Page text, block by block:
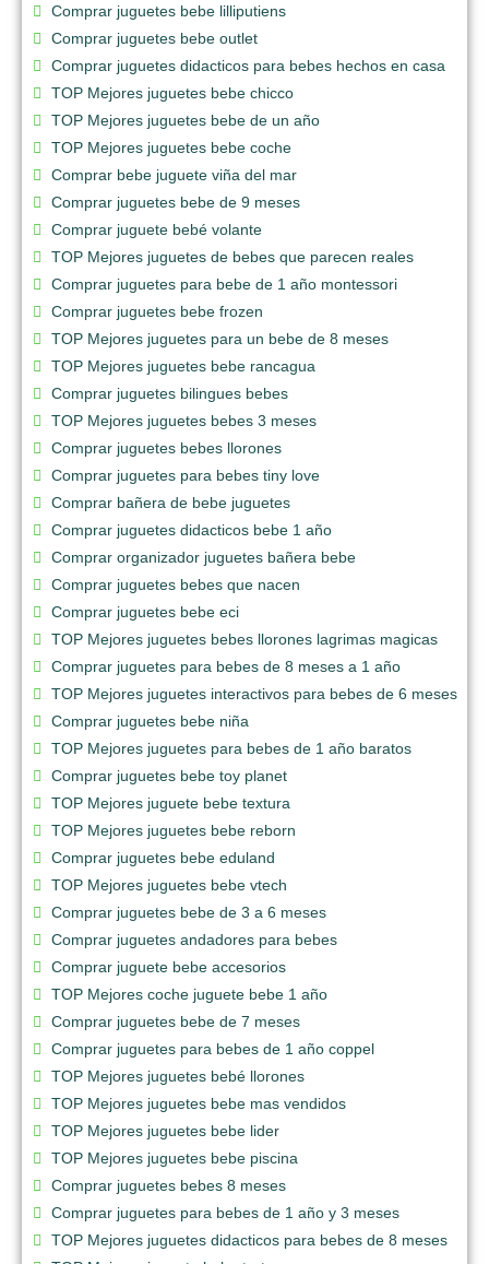
Comprar juguetes bebe lilliputiens
Comprar juguetes bebe outlet
Comprar juguetes didacticos para bebes hechos en casa
TOP Mejores juguetes bebe chicco
TOP Mejores juguetes bebe de un año
TOP Mejores juguetes bebe coche
Comprar bebe juguete viña del mar
Comprar juguetes bebe de 9 meses
Comprar juguete bebé volante
TOP Mejores juguetes de bebes que parecen reales
Comprar juguetes para bebe de 1 año montessori
Comprar juguetes bebe frozen
TOP Mejores juguetes para un bebe de 8 meses
TOP Mejores juguetes bebe rancagua
Comprar juguetes bilingues bebes
TOP Mejores juguetes bebes 3 meses
Comprar juguetes bebes llorones
Comprar juguetes para bebes tiny love
Comprar bañera de bebe juguetes
Comprar juguetes didacticos bebe 1 año
Comprar organizador juguetes bañera bebe
Comprar juguetes bebes que nacen
Comprar juguetes bebe eci
TOP Mejores juguetes bebes llorones lagrimas magicas
Comprar juguetes para bebes de 8 meses a 1 año
TOP Mejores juguetes interactivos para bebes de 6 meses
Comprar juguetes bebe niña
TOP Mejores juguetes para bebes de 1 año baratos
Comprar juguetes bebe toy planet
TOP Mejores juguete bebe textura
TOP Mejores juguetes bebe reborn
Comprar juguetes bebe eduland
TOP Mejores juguetes bebe vtech
Comprar juguetes bebe de 3 a 6 meses
Comprar juguetes andadores para bebes
Comprar juguete bebe accesorios
TOP Mejores coche juguete bebe 1 año
Comprar juguetes bebe de 7 meses
Comprar juguetes para bebes de 1 año coppel
TOP Mejores juguetes bebé llorones
TOP Mejores juguetes bebe mas vendidos
TOP Mejores juguetes bebe lider
TOP Mejores juguetes bebe piscina
Comprar juguetes bebes 8 meses
Comprar juguetes para bebes de 1 año y 3 meses
TOP Mejores juguetes didacticos para bebes de 8 meses